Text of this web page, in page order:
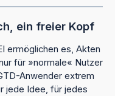
ein freier Kopf
ermöglichen es, Akten
für »normale« Nutzer
Anwender extrem
jede Idee, für jedes